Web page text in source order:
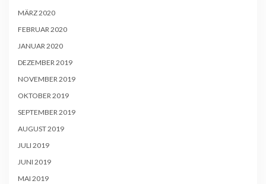
MÄRZ 2020
FEBRUAR 2020
JANUAR 2020
DEZEMBER 2019
NOVEMBER 2019
OKTOBER 2019
SEPTEMBER 2019
AUGUST 2019
JULI 2019
JUNI 2019
MAI 2019